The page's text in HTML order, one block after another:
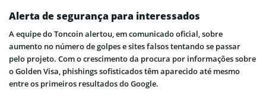
Alerta de segurança para interessados
A equipe do Toncoin alertou, em comunicado oficial, sobre
aumento no número de golpes e sites falsos tentando se passar
pelo projeto. Com o crescimento da procura por informações sobre
o Golden Visa, phishings sofisticados têm aparecido até mesmo
entre os primeiros resultados do Google.